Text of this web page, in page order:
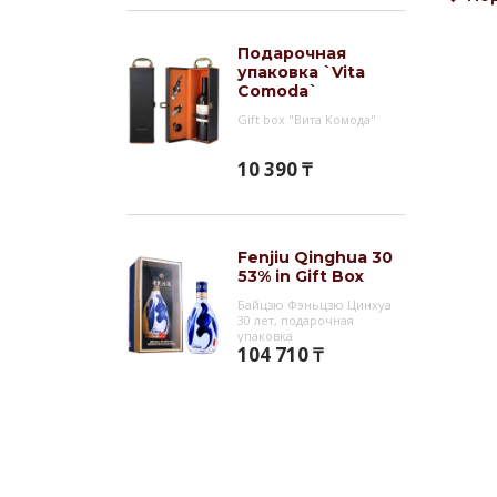
Подарочная
упаковка `Vita
Comoda`
Gift box "Вита Комода"
10 390 ₸
Fenjiu Qinghua 30
53% in Gift Box
Байцзю Фэньцзю Цинхуа
30 лет, подарочная
упаковка
104 710 ₸